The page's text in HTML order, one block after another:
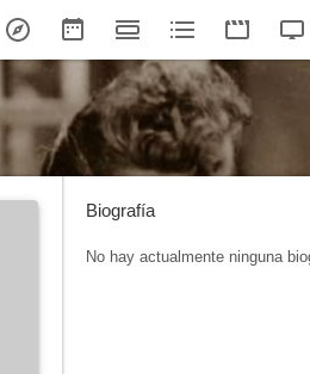
Biografía
No hay actualmente ninguna